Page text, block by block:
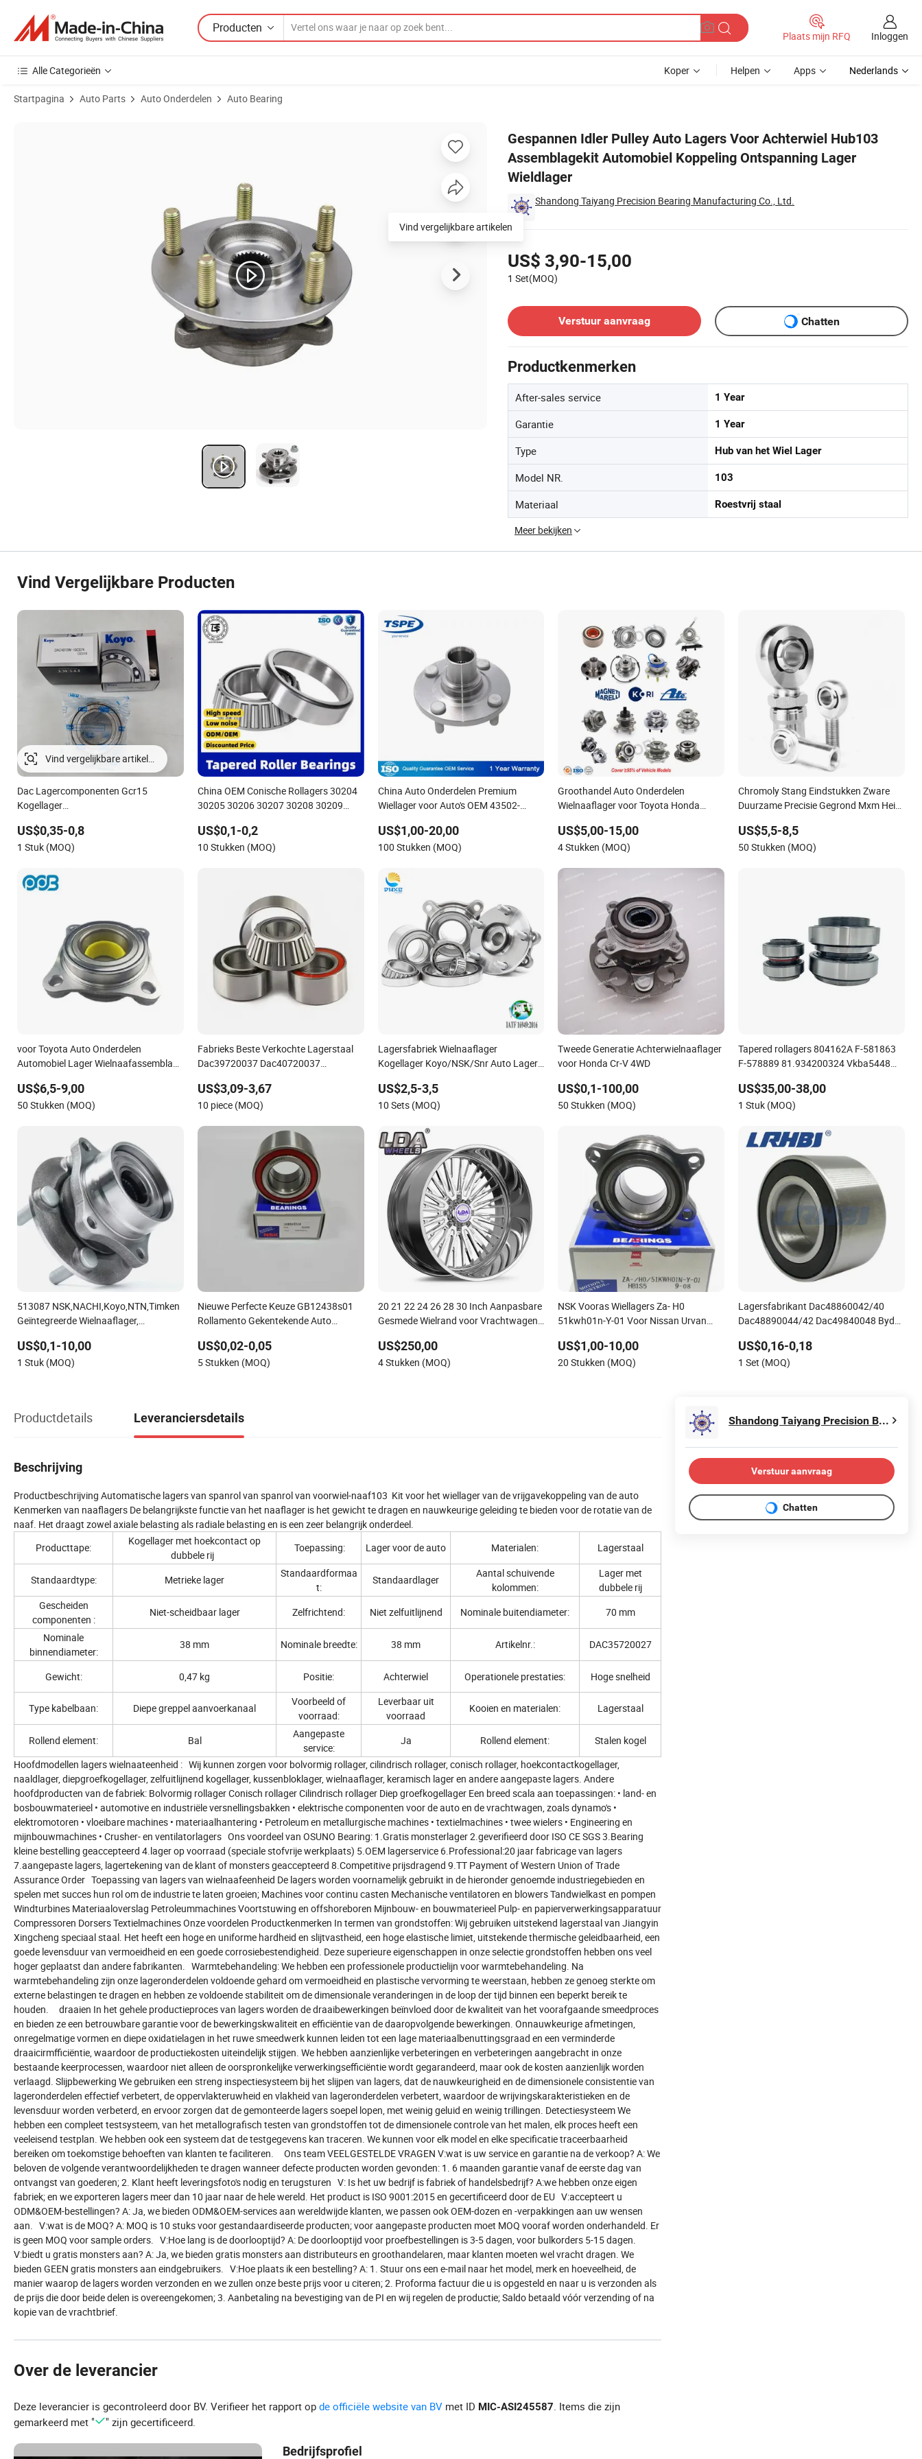
Producten
Plaats mijn RFQ Inloggen
Alle Categorieën Koper Helpen Apps Nederlands
Startpagina Auto Parts Auto Onderdelen Auto Bearing
Gespannen Idler Pulley Auto Lagers Voor Achterwiel Hub103
Assemblagekit Automobiel Koppeling Ontspanning Lager
Wieldlager
Shandong Taiyang Precision Bearing Manufacturing Co., Ltd.
Prijzen
US$ 3,90-15,00
1 Set(MOQ)
Verstuur aanvraag
Chatten
Productkenmerken
After-sales service 1 Year
Garantie 1 Year
Type Hub van het Wiel Lager
Model NR. 103
Materiaal Roestvrij staal
Meer bekijken
Vind vergelijkbare artikelen
Vind Vergelijkbare Producten
Dac Lagercomponenten Gcr15
Kogellager
Lager Auto Onderdelen Automobiel
Lager
US$0,35-0,8
1 Stuk (MOQ)
China OEM Conische Rollagers 30204
30205 30206 30207 30208 30209
33108 33109 33110 33111 33112
33113 33114 33115 Lager
US$0,1-0,2
10 Stukken (MOQ)
China Auto Onderdelen Premium
Wiellager voor Auto's OEM 43502-
US$1,00-20,00
100 Stukken (MOQ)
Groothandel Auto Onderdelen
Wielnaaflager voor Toyota Honda
Volkswagen Ford Chevrolet Jeep
Peugeot Citroën Renault FIAT Volvo
US$5,00-15,00
4 Stukken (MOQ)
Chromoly Stang Eindstukken Zware
Duurzame Precisie Gegrond Mxm Heim
US$5,5-8,5
50 Stukken (MOQ)
voor Toyota Auto Onderdelen
Automobiel Lager Wielnaafassemblage
Cruiser Prado en Hilux
US$6,5-9,00
50 Stukken (MOQ)
Fabrieks Beste Verkochte Lagerstaal
Dac39720037 Dac40720037
Auto Onderdelen
US$3,09-3,67
10 piece (MOQ)
Lagersfabriek Wielnaaflager
Kogellager Koyo/NSK/Snr Auto Lager
Wiellager
US$2,5-3,5
10 Sets (MOQ)
Tweede Generatie Achterwielnaaflager
voor Honda Cr-V 4WD
US$0,1-100,00
50 Stukken (MOQ)
Tapered rollagers 804162A F-581863
F-578889 81.934200324 Vkba5448
US$35,00-38,00
1 Stuk (MOQ)
513087 NSK,NACHI,Koyo,NTN,Timken
Geïntegreerde Wielnaaflager,
Precisie Slijtvast Naaflager voor Auto
Vrachtwagen Auto Vervangingen
US$0,1-10,00
1 Stuk (MOQ)
Nieuwe Perfecte Keuze GB12438s01
Rollamento Gekentekende Auto
Beroemde Auto Onderdelen
US$0,02-0,05
5 Stukken (MOQ)
20 21 22 24 26 28 30 Inch Aanpasbare
Gesmede Wielrand voor Vrachtwagen
Wrangler Velgen Legeringswielen
Groothandel
US$250,00
4 Stukken (MOQ)
NSK Vooras Wiellagers Za- H0
51kwh01n-Y-01 Voor Nissan Urvan
US$1,00-10,00
20 Stukken (MOQ)
Lagersfabrikant Dac48860042/40
Dac48890044/42 Dac49840048 Byd
Achterwiel Lager
US$0,16-0,18
1 Set (MOQ)
Productdetails Leveranciersdetails
Beschrijving
Productbeschrijving Automatische lagers van spanrol van spanrol van voorwiel-naaf103 Kit voor het wiellager van de vrijgavekoppeling van de auto
Kenmerken van naaflagers De belangrijkste functie van het naaflager is het gewicht te dragen en nauwkeurige geleiding te bieden voor de rotatie van de
naaf. Het draagt zowel axiale belasting als radiale belasting en is een zeer belangrijk onderdeel.
Producttape:
Kogellager met hoekcontact op
dubbele rij
Toepassing: Lager voor de auto Materialen: Lagerstaal
Standaardtype: Metrieke lager
Standaardformaa
t:
Standaardlager
Aantal schuivende
kolommen:
Lager met
dubbele rij
Gescheiden
componenten :
Niet-scheidbaar lager Zelfrichtend: Niet zelfuitlijnend Nominale buitendiameter:
70 mm
Nominale
binnendiameter:
38 mm Nominale breedte: 38 mm Artikelnr.: DAC35720027
Gewicht: 0,47 kg Positie: Achterwiel Operationele prestaties: Hoge snelheid
Type kabelbaan: Diepe greppel aanvoerkanaal
Voorbeeld of
voorraad:
Leverbaar uit
voorraad
Kooien en materialen: Lagerstaal
Rollend element: Bal
Aangepaste
service:
Ja Rollend element:
Stalen kogel
Hoofdmodellen lagers wielnaateenheid : Wij kunnen zorgen voor bolvormig rollager, cilindrisch rollager, conisch rollager, hoekcontactkogellager,
naaldlager, diepgroefkogellager, zelfuitlijnend kogellager, kussenbloklager, wielnaaflager, keramisch lager en andere aangepaste lagers. Andere
hoofdproducten van de fabriek: Bolvormig rollager Conisch rollager Cilindrisch rollager Diep groefkogellager Een breed scala aan toepassingen: • land- en
bosbouwmaterieel • automotive en industriële versnellingsbakken • elektrische componenten voor de auto en de vrachtwagen, zoals dynamo's •
elektromotoren • vloeibare machines • materiaalhantering • Petroleum en metallurgische machines • textielmachines • twee wielers • Engineering en
mijnbouwmachines • Crusher- en ventilatorlagers Ons voordeel van OSUNO Bearing: 1.Gratis monsterlager 2.geverifieerd door ISO CE SGS 3.Bearing
kleine bestelling geaccepteerd 4.lager op voorraad (speciale stofvrije werkplaats) 5.OEM lagerservice 6.Professional:20 jaar fabricage van lagers
7.aangepaste lagers, lagertekening van de klant of monsters geaccepteerd 8.Competitive prijsdragend 9.TT Payment of Western Union of Trade
Assurance Order Toepassing van lagers van wielnaafeenheid De lagers worden voornamelijk gebruikt in de hieronder genoemde industriegebieden en
spelen met succes hun rol om de industrie te laten groeien; Machines voor continu casten Mechanische ventilatoren en blowers Tandwielkast en pompen
Windturbines Materiaaloverslag Petroleummachines Voortstuwing en offshoreboren Mijnbouw- en bouwmaterieel Pulp- en papierverwerkingsapparatuur
Compressoren Dorsers Textielmachines Onze voordelen Productkenmerken In termen van grondstoffen: Wij gebruiken uitstekend lagerstaal van Jiangyin
Xingcheng speciaal staal. Het heeft een hoge en uniforme hardheid en slijtvastheid, een hoge elastische limiet, uitstekende thermische geleidbaarheid, een
goede levensduur van vermoeidheid en een goede corrosiebestendigheid. Deze superieure eigenschappen in onze selectie grondstoffen hebben ons veel
hoger geplaatst dan andere fabrikanten. Warmtebehandeling: We hebben een professionele productielijn voor warmtebehandeling. Na
warmtebehandeling zijn onze lageronderdelen voldoende gehard om vermoeidheid en plastische vervorming te weerstaan, hebben ze genoeg sterkte om
externe belastingen te dragen en hebben ze voldoende stabiliteit om de dimensionale veranderingen in de loop der tijd binnen een beperkt bereik te
houden. draaien In het gehele productieproces van lagers worden de draaibewerkingen beïnvloed door de kwaliteit van het voorafgaande smeedproces
en bieden ze een betrouwbare garantie voor de bewerkingskwaliteit en efficiëntie van de daaropvolgende bewerkingen. Onnauwkeurige afmetingen,
onregelmatige vormen en diepe oxidatielagen in het ruwe smeedwerk kunnen leiden tot een lage materiaalbenuttingsgraad en een verminderde
draaicirmfficiëntie, waardoor de productiekosten uiteindelijk stijgen. We hebben aanzienlijke verbeteringen en verbeteringen aangebracht in onze
bestaande keerprocessen, waardoor niet alleen de oorspronkelijke verwerkingsefficiëntie wordt gegarandeerd, maar ook de kosten aanzienlijk worden
verlaagd. Slijpbewerking We gebruiken een streng inspectiesysteem bij het slijpen van lagers, dat de nauwkeurigheid en de dimensionele consistentie van
lageronderdelen effectief verbetert, de oppervlakteruwheid en vlakheid van lageronderdelen verbetert, waardoor de wrijvingskarakteristieken en de
levensduur worden verbeterd, en ervoor zorgen dat de gemonteerde lagers soepel lopen, met weinig geluid en weinig trillingen. Detectiesysteem We
hebben een compleet testsysteem, van het metallografisch testen van grondstoffen tot de dimensionele controle van het malen, elk proces heeft een
veeleisend testplan. We hebben ook een systeem dat de testgegevens kan traceren. We kunnen voor elk model en elke specificatie traceerbaarheid
bereiken om toekomstige behoeften van klanten te faciliteren. Ons team VEELGESTELDE VRAGEN V:wat is uw service en garantie na de verkoop? A: We
beloven de volgende verantwoordelijkheden te dragen wanneer defecte producten worden gevonden: 1. 6 maanden garantie vanaf de eerste dag van
ontvangst van goederen; 2. Klant heeft leveringsfoto's nodig en terugsturen V: Is het uw bedrijf is fabriek of handelsbedrijf? A:we hebben onze eigen
fabriek; en we exporteren lagers meer dan 10 jaar naar de hele wereld. Het product is ISO 9001:2015 en gecertificeerd door de EU V:accepteert u
ODM&OEM-bestellingen? A: Ja, we bieden ODM&OEM-services aan wereldwijde klanten, we passen ook OEM-dozen en -verpakkingen aan uw wensen
aan. V:wat is de MOQ? A: MOQ is 10 stuks voor gestandaardiseerde producten; voor aangepaste producten moet MOQ vooraf worden onderhandeld. Er
is geen MOQ voor sample orders. V:Hoe lang is de doorlooptijd? A: De doorlooptijd voor proefbestellingen is 3-5 dagen, voor bulkorders 5-15 dagen.
V:biedt u gratis monsters aan? A: Ja, we bieden gratis monsters aan distributeurs en groothandelaren, maar klanten moeten wel vracht dragen. We
bieden GEEN gratis monsters aan eindgebruikers. V:Hoe plaats ik een bestelling? A: 1. Stuur ons een e-mail naar het model, merk en hoeveelheid, de
manier waarop de lagers worden verzonden en we zullen onze beste prijs voor u citeren; 2. Proforma factuur die u is opgesteld en naar u is verzonden als
de prijs die door beide delen is overeengekomen; 3. Aanbetaling na bevestiging van de PI en wij regelen de productie; Saldo betaald vóór verzending of na
kopie van de vrachtbrief.
Over de leverancier
Deze leverancier is gecontroleerd door BV. Verifieer het rapport op de officiële website van BV met ID MIC-ASI245587. Items die zijn
gemarkeerd met "
" zijn gecertificeerd.
Bedrijfsprofiel
Shandong Taiyang Precision Bearing Manufacturing Co., Ltd.
Verstuur aanvraag
Chatten